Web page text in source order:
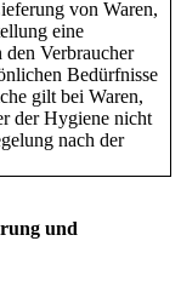
von Waren,
eine
Verbraucher
Bedürfnisse
gilt bei Waren,
der Hygiene nicht
nach der
und